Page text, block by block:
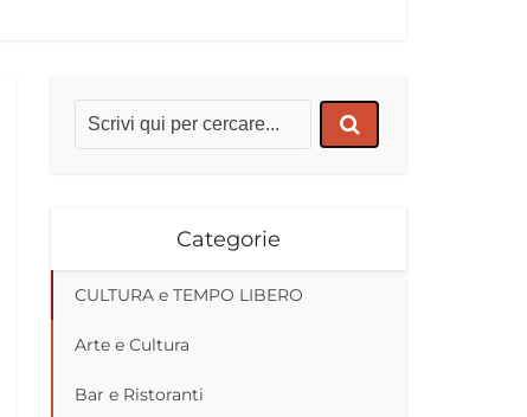
Categorie
CULTURA e TEMPO LIBERO
Arte e Cultura
Bar e Ristoranti